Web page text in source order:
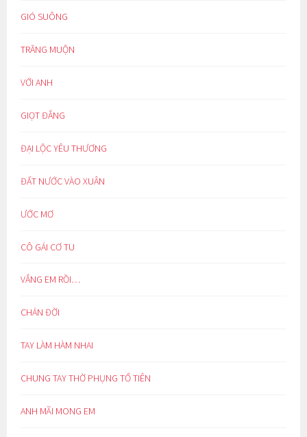
GIÓ SUÔNG
TRĂNG MUỘN
VỚI ANH
GIỌT ĐẮNG
ĐẠI LỘC YÊU THƯƠNG
ĐẤT NƯỚC VÀO XUÂN
ƯỚC MƠ
CÔ GÁI CƠ TU
VẮNG EM RỒI…
CHÁN ĐỜI
TAY LÀM HÀM NHAI
CHUNG TAY THỜ PHỤNG TỔ TIÊN
ANH MÃI MONG EM